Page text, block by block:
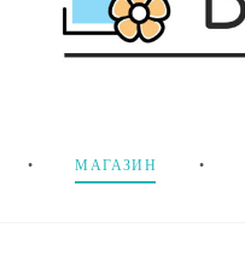
• МАГАЗИН •